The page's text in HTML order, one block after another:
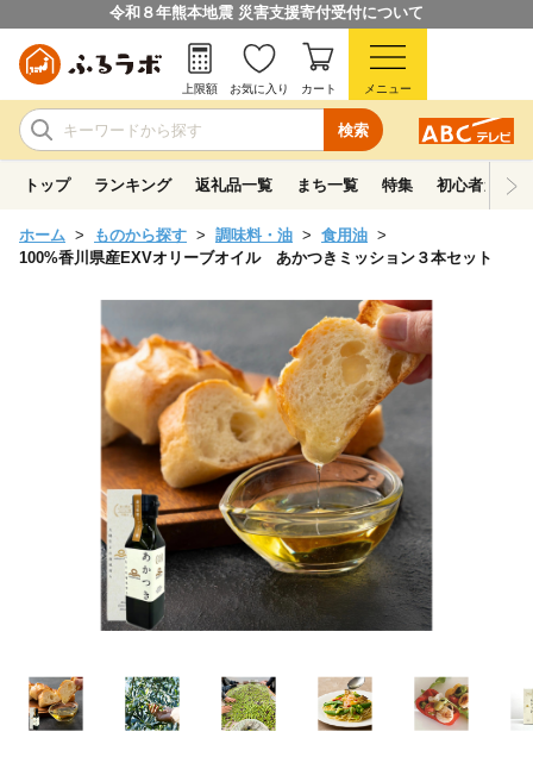
令和８年熊本地震 災害支援寄付受付について
検索
上限額 お気に入り カート メニュー
トップ ランキング 返礼品一覧 まち一覧 特集 初心者ガイド
ホーム ものから探す 調味料・油
食用油
100%香川県産EXVオリーブオイル あかつきミッション３本セット